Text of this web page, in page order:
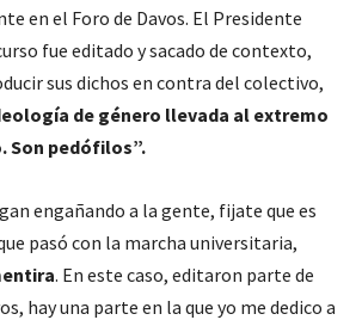
en el Foro de Davos. El Presidente
fue editado y sacado de contexto,
sus dichos en contra del colectivo,
de género llevada al extremo
Son pedófilos”.
engañando a la gente, fijate que es
pasó con la marcha universitaria,
. En este caso, editaron parte de
hay una parte en la que yo me dedico a